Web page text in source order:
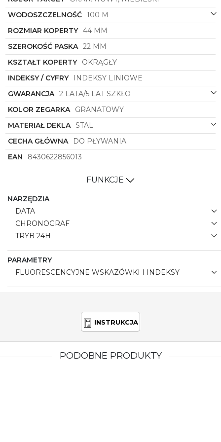
Dzięki zastosowaniu sprawdzonych rozwiązań
technologicznych i dbałości o każdy detal, zegarek
ten jest nie tylko ładny, ale także funkcjonalny i
niezawodny. Jest idealnym wyborem dla mężczyzn
ceniących sobie jakość, styl oraz ponadczasową
elegancję. ZegarekFestinao symbolu
niezwykłe połączenie klasyki i nowoczesności, które
z pewnością zachwyci każdego miłośnika zegarków.
WODOSZCZELNOŚĆ 100 M
ROZMIAR KOPERTY 44 MM
SZEROKOŚĆ PASKA 22 MM
KSZTAŁT KOPERTY OKRĄGŁY
INDEKSY / CYFRY
INDEKSY LINIOWE
GWARANCJA 2 LATA/5 LAT SZKŁO
KOLOR ZEGARKA GRANATOWY
MATERIAŁ DEKLA STAL
CECHA GŁÓWNA
DO PŁYWANIA
EAN
8430622856013
FUNKCJE
NARZĘDZIA
DATA
CHRONOGRAF
TRYB 24H
PARAMETRY
FLUORESCENCYJNE WSKAZÓWKI I INDEKSY
INSTRUKCJA
PODOBNE PRODUKTY